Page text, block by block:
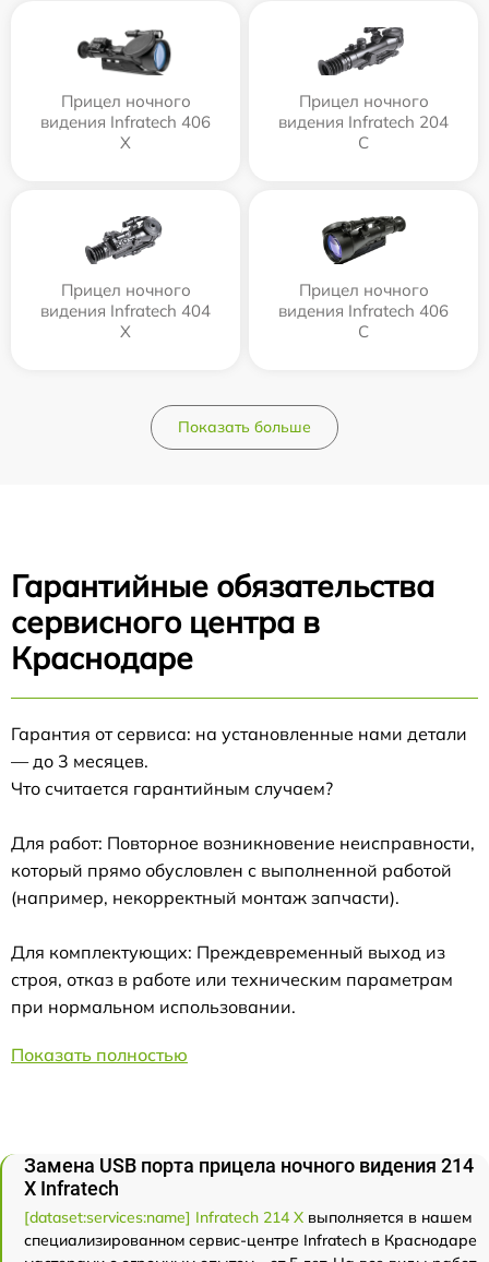
Прицел ночного
видения Infratech 406
Х
Прицел ночного
видения Infratech 204
С
Прицел ночного
видения Infratech 404
Х
Прицел ночного
видения Infratech 406
С
Показать больше
Гарантийные обязательства
сервисного центра в
Краснодаре
Гарантия от сервиса: на установленные нами детали
— до 3 месяцев.
Что считается гарантийным случаем?
Для работ: Повторное возникновение неисправности,
который прямо обусловлен с выполненной работой
(например, некорректный монтаж запчасти).
Для комплектующих: Преждевременный выход из
строя, отказ в работе или техническим параметрам
при нормальном использовании.
Показать полностью
Замена USB порта прицела ночного видения 214
Х Infratech
[dataset:services:name] Infratech 214 Х выполняется в нашем
специализированном сервис-центре Infratech в Краснодаре